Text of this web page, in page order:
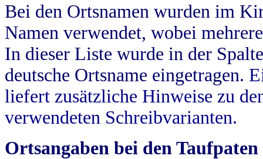
Bei den Ortsnamen wurden im
Namen verwendet, wobei
In dieser Liste wurde in der
deutsche Ortsname eingetragen.
liefert zusätzliche Hinweise zu
verwendeten Schreibvarianten.
Ortsangaben bei den Taufpaten